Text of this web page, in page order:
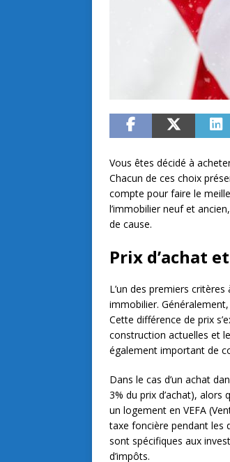
Vous êtes décidé à
Chacun de ces choix
compte pour faire le
l’immobilier neuf et
de cause.
Prix d’achat
L’un des premiers
immobilier.
Cette différence de prix
construction actuelles et
également important de
Dans le cas d’un achat
3% du prix d’achat), alors
un logement en VEFA
taxe foncière pendant les
sont spécifiques aux
d’impôts.